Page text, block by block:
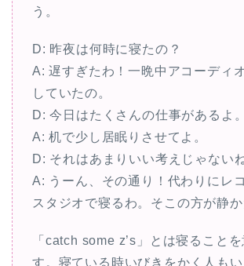
う。
D: 昨夜は何時に寝たの？
A: 遅すぎたわ！一晩中アコーディ
していたの。
D: 今日はたくさんの仕事があるよ。
A: 机で少し居眠りさせてよ。
D: それはあまりいい考えじゃないね
A: うーん、その通り！代わりにレ
スタジオで寝るわ。そこの方が静か
「catch some z’s」とは寝ることを
す。寝ている時いびきをかく人も